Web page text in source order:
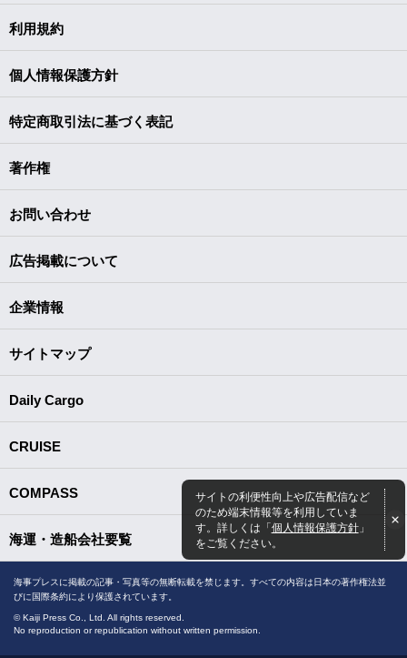
サイトの利便性向上や広告配信など
のため端末情報等を利用していま
す。詳しくは「個人情報保護方針」
をご覧ください。
利用規約
個人情報保護方針
特定商取引法に基づく表記
著作権
お問い合わせ
広告掲載について
企業情報
サイトマップ
Daily Cargo
CRUISE
COMPASS
海運・造船会社要覧
海事プレスに掲載の記事・写真等の無断転載を禁じます。すべての内容は日本の著作権法並
びに国際条約により保護されています。
© Kaiji Press Co., Ltd. All rights reserved.
No reproduction or republication without written permission.